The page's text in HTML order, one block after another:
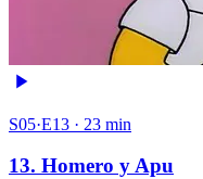
S05·E13 · 23 min
13. Homero y Apu